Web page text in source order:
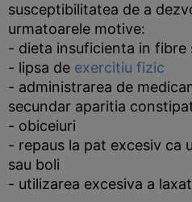
susceptibilitatea de a
urmatoarele motive:
- dieta insuficienta in fibre
- lipsa de exercitiu fizic
- administrarea de
secundar aparitia
- obiceiuri
- repaus la pat excesiv ca
sau boli
- utilizarea excesiva a